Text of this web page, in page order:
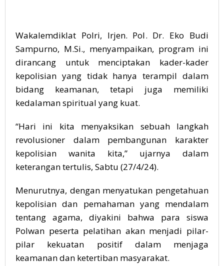
Wakalemdiklat Polri, Irjen. Pol. Dr. Eko Budi
Sampurno, M.Si., menyampaikan, program ini
dirancang untuk menciptakan kader-kader
kepolisian yang tidak hanya terampil dalam
bidang keamanan, tetapi juga memiliki
kedalaman spiritual yang kuat.
“Hari ini kita menyaksikan sebuah langkah
revolusioner dalam pembangunan karakter
kepolisian wanita kita,” ujarnya dalam
keterangan tertulis, Sabtu (27/4/24).
Menurutnya, dengan menyatukan pengetahuan
kepolisian dan pemahaman yang mendalam
tentang agama, diyakini bahwa para siswa
Polwan peserta pelatihan akan menjadi pilar-
pilar kekuatan positif dalam menjaga
keamanan dan ketertiban masyarakat.